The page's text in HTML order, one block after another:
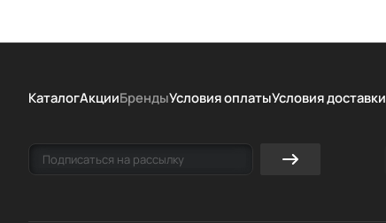
КаталогАкцииБрендыУсловия оплатыУсловия доставки